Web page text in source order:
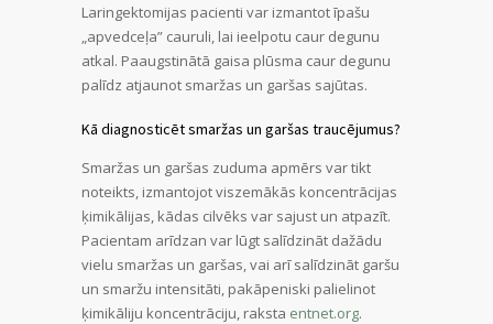
Laringektomijas pacienti var izmantot īpašu
„apvedceļa” cauruli, lai ieelpotu caur degunu
atkal. Paaugstinātā gaisa plūsma caur degunu
palīdz atjaunot smaržas un garšas sajūtas.
Kā diagnosticēt smaržas un garšas traucējumus?
Smaržas un garšas zuduma apmērs var tikt
noteikts, izmantojot viszemākās koncentrācijas
ķimikālijas, kādas cilvēks var sajust un atpazīt.
Pacientam arīdzan var lūgt salīdzināt dažādu
vielu smaržas un garšas, vai arī salīdzināt garšu
un smaržu intensitāti, pakāpeniski palielinot
ķimikāliju koncentrāciju, raksta entnet.org.